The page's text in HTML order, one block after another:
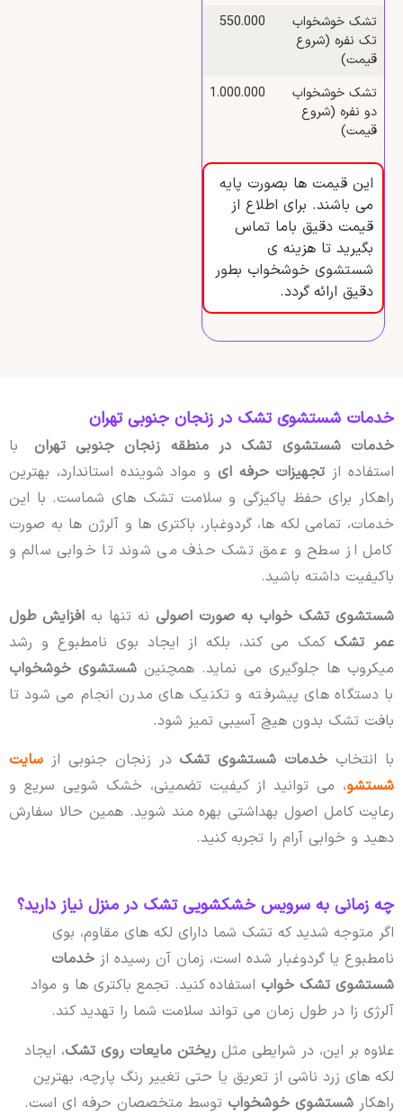
تشک خوشخواب
تک نفره (شروع
قیمت)
550.000
تشک خوشخواب
دو نفره (شروع
قیمت)
1.000.000
این قیمت ها بصورت پایه
می باشند. برای اطلاع از
قیمت دقیق باما تماس
بگیرید تا هزینه ی
شستشوی خوشخواب بطور
دقیق ارائه گردد.
خدمات شستشوی تشک در زنجان جنوبی تهران
خدمات شستشوی تشک در منطقه زنجان جنوبی تهران با
استفاده از تجهیزات حرفه ایو مواد شوینده استاندارد، بهترین
راهکار برای حفظ پاکیزگی و سلامت تشک های شماست. با این
خدمات، تمامی لکه ها، گردوغبار، باکتری ها و آلرژن ها به صورت
کامل از سطح و عمق تشک حذف می شوند تا خوابی سالم و
باکیفیت داشته باشید.
شستشوی تشک خواب به صورت اصولینه تنها به افزایش طول
عمر تشککمک می کند، بلکه از ایجاد بوی نامطبوع و رشد
میکروب ها جلوگیری می نماید. همچنین شستشوی خوشخواب
با دستگاه های پیشرفته و تکنیک های مدرن انجام می شود تا
بافت تشک بدون هیچ آسیبی تمیز شود.
با انتخاب خدمات شستشوی تشکدر زنجان جنوبی از سایت
شستشو، می توانید از کیفیت تضمینی، خشک شویی سریع و
رعایت کامل اصول بهداشتی بهره مند شوید. همین حالا سفارش
دهید و خوابی آرام را تجربه کنید.
چه زمانی به سرویس خشکشویی تشک در منزل نیاز دارید؟
اگر متوجه شدید که تشک شما دارای لکه های مقاوم، بوی
نامطبوع یا گردوغبار شده است، زمان آن رسیده از خدمات
شستشوی تشک خواباستفاده کنید. تجمع باکتری ها و مواد
آلرژی زا در طول زمان می تواند سلامت شما را تهدید کند.
علاوه بر این، در شرایطی مثل ریختن مایعات روی تشک، ایجاد
لکه های زرد ناشی از تعریق یا حتی تغییر رنگ پارچه، بهترین
راهکار شستشوی خوشخوابتوسط متخصصان حرفه ای است.